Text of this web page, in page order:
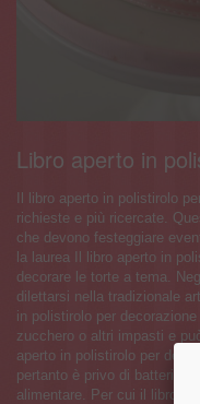
Libro aperto in
Il libro aperto in polistirolo
richieste e più ricercate.
che devono festeggiare
la laurea Il libro aperto in
decorare le torte a tema.
dilettarsi nella tradizionale
in polistirolo per
zucchero o altri impasti e
aperto in polistirolo per
pertanto è privo di batteri e
alimentare. Per cui il libro